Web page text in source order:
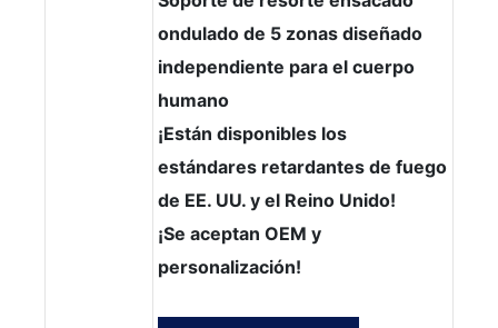
ondulado de 5 zonas diseñado
independiente para el cuerpo
humano
¡Están disponibles los
estándares retardantes de fuego
de EE. UU. y el Reino Unido!
¡Se aceptan OEM y
personalización!